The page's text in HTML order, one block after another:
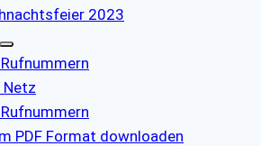
2023
Netz
PDF Format downloaden